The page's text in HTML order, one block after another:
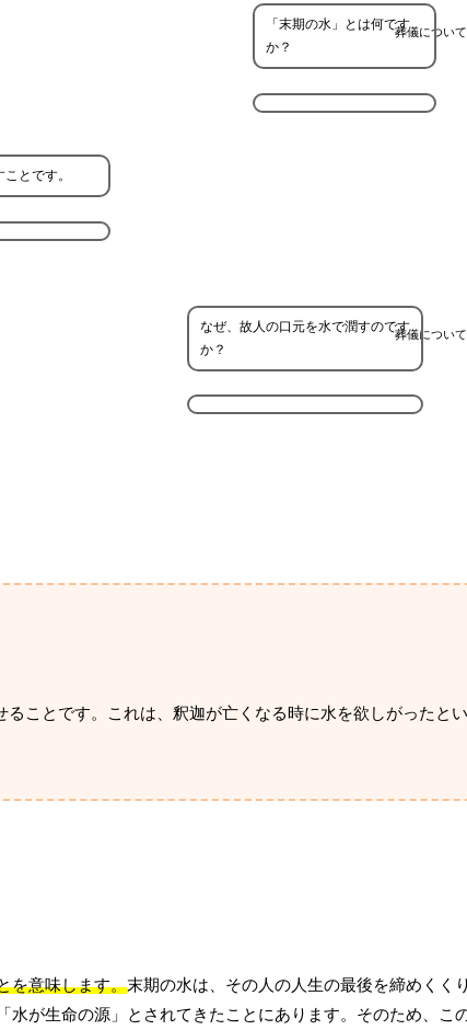
葬儀につい
「末期の水」とは何です
か？
とです。
葬儀につい
なぜ、故人の口元を水で潤すのです
か？
ことです。これは、釈迦が亡くなる時に水を欲しがったと
を意味します。末期の水は、その人の人生の最後を締めくく
が生命の源」とされてきたことにあります。そのため、こ